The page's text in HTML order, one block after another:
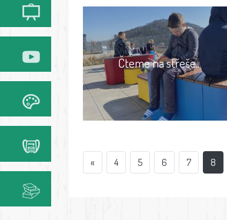
Čteme na střeše..
« 4 5 6 7 8